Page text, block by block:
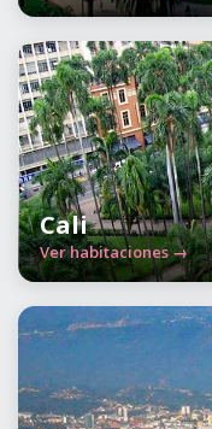
Cali
Ver habitaciones →